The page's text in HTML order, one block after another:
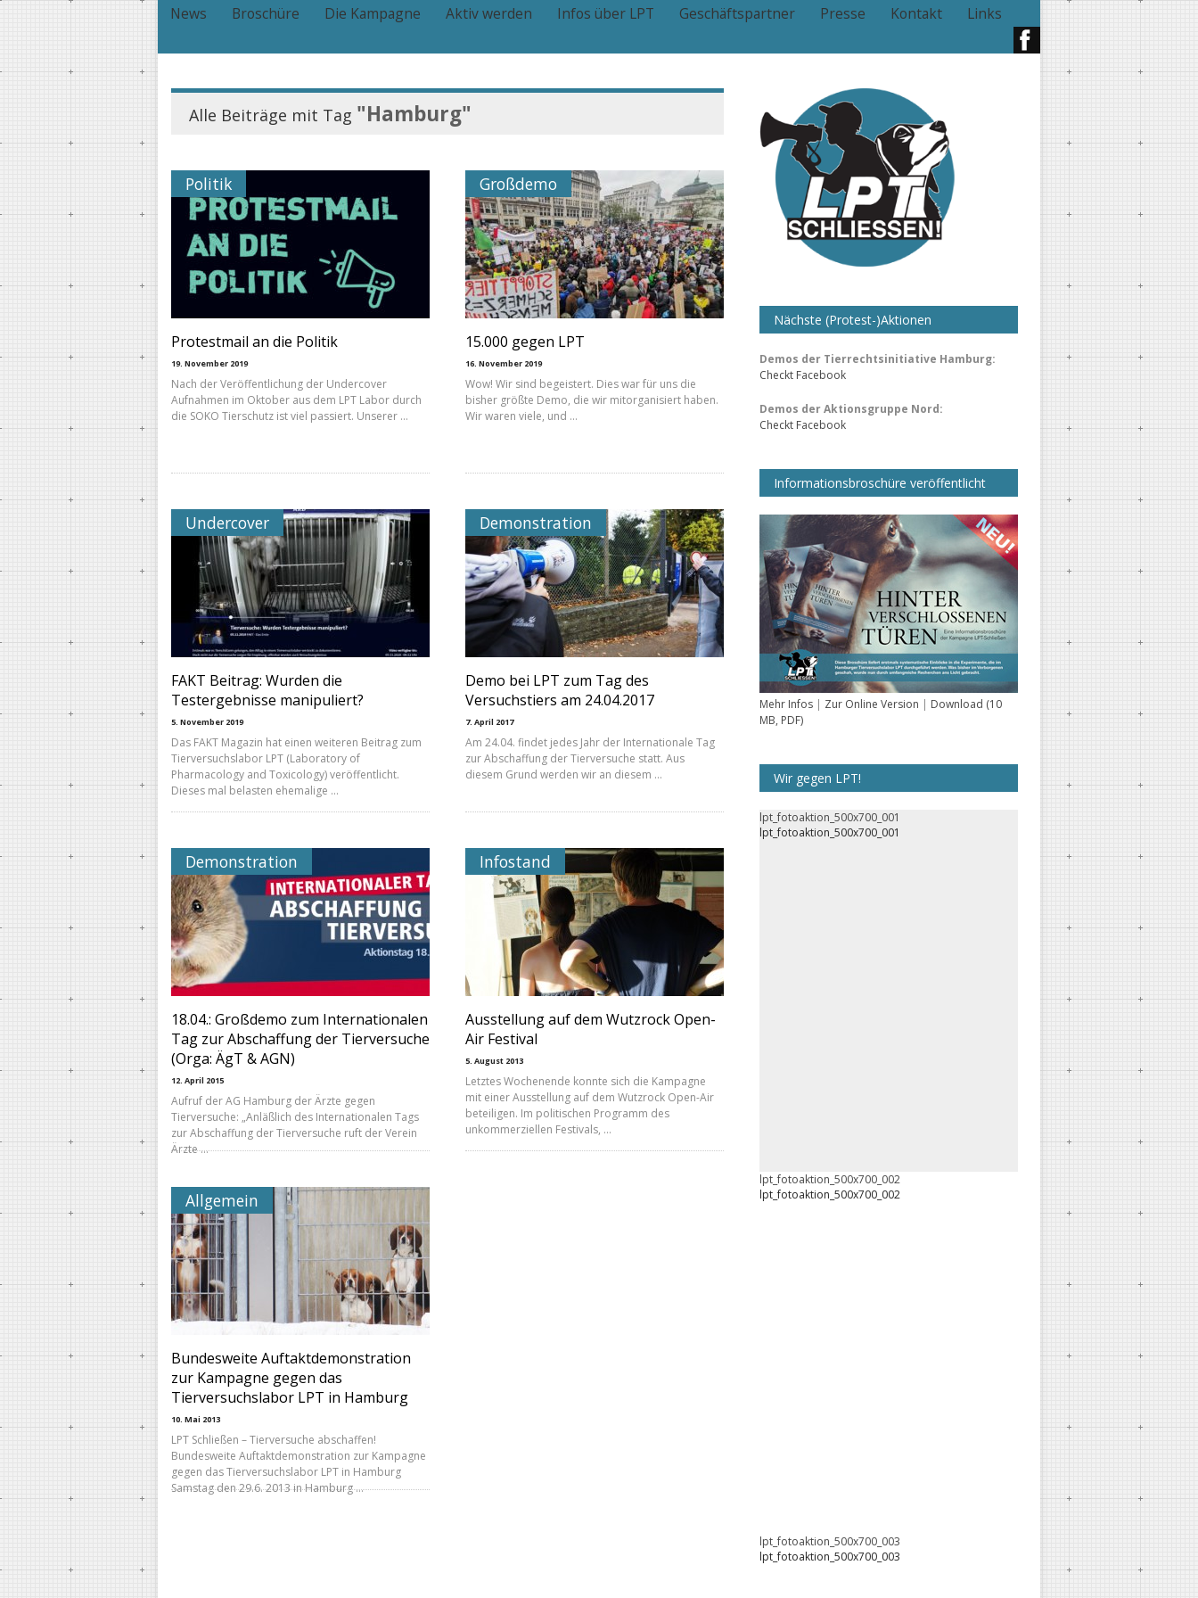
News Broschüre Die Kampagne Aktiv werden Infos über LPT Geschäftspartner Presse Kontakt Links
Alle Beiträge mit Tag "Hamburg"
Politik
Protestmail an die Politik
19. November 2019
Nach der Veröffentlichung der Undercover
Aufnahmen im Oktober aus dem LPT Labor durch
die SOKO Tierschutz ist viel passiert. Unserer …
Großdemo
15.000 gegen LPT
16. November 2019
Wow! Wir sind begeistert. Dies war für uns die
bisher größte Demo, die wir mitorganisiert haben.
Wir waren viele, und …
Undercover
FAKT Beitrag: Wurden die
Testergebnisse manipuliert?
5. November 2019
Das FAKT Magazin hat einen weiteren Beitrag zum
Tierversuchslabor LPT (Laboratory of
Pharmacology and Toxicology) veröffentlicht.
Dieses mal belasten ehemalige …
Demonstration
Demo bei LPT zum Tag des
Versuchstiers am 24.04.2017
7. April 2017
Am 24.04. findet jedes Jahr der Internationale Tag
zur Abschaffung der Tierversuche statt. Aus
diesem Grund werden wir an diesem …
Demonstration
18.04.: Großdemo zum Internationalen
Tag zur Abschaffung der Tierversuche
(Orga: ÄgT & AGN)
12. April 2015
Aufruf der AG Hamburg der Ärzte gegen
Tierversuche: „Anläßlich des Internationalen Tags
zur Abschaffung der Tierversuche ruft der Verein
Ärzte …
Infostand
Ausstellung auf dem Wutzrock Open-
Air Festival
5. August 2013
Letztes Wochenende konnte sich die Kampagne
mit einer Ausstellung auf dem Wutzrock Open-Air
beteiligen. Im politischen Programm des
unkommerziellen Festivals, …
Allgemein
Bundesweite Auftaktdemonstration
zur Kampagne gegen das
Tierversuchslabor LPT in Hamburg
10. Mai 2013
LPT Schließen – Tierversuche abschaffen!
Bundesweite Auftaktdemonstration zur Kampagne
gegen das Tierversuchslabor LPT in Hamburg
Samstag den 29.6. 2013 in Hamburg …
Nächste (Protest-)Aktionen
Demos der Tierrechtsinitiative Hamburg:
Checkt Facebook
Demos der Aktionsgruppe Nord:
Checkt Facebook
Informationsbroschüre veröffentlicht
Mehr Infos | Zur Online Version | Download (10
MB, PDF)
Wir gegen LPT!
lpt_fotoaktion_500x700_001
lpt_fotoaktion_500x700_001
lpt_fotoaktion_500x700_002
lpt_fotoaktion_500x700_002
lpt_fotoaktion_500x700_003
lpt_fotoaktion_500x700_003